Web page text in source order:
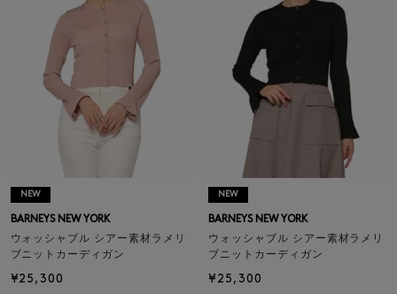
NEW
BARNEYS NEW YORK
ウォッシャブル シアー素材ラメリ
ブニットカーディガン
¥25,300
NEW
BARNEYS NEW YORK
ウォッシャブル シアー素材ラメリ
ブニットカーディガン
¥25,300